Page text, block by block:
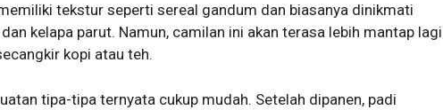
tekstur seperti sereal gandum dan biasanya dinikmati
kelapa parut. Namun, camilan ini akan terasa lebih mantap lagi
kopi atau teh.
tipa-tipa ternyata cukup mudah. Setelah dipanen, padi